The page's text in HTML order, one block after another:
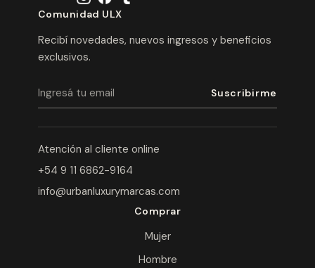
Comprar
Mujer
Hombre
Comunidad ULX
Recibí novedades, nuevos ingresos y beneficios
exclusivos.
Atención al cliente online
+54 9 11 6862-9164
info@urbanluxurymarcas.com